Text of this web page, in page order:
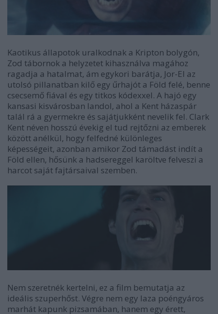
Kaotikus állapotok uralkodnak a Kripton bolygón,
Zod tábornok a helyzetet kihasználva magához
ragadja a hatalmat, ám egykori barátja, Jor-El az
utolsó pillanatban kilő egy űrhajót a Föld felé, benne
csecsemő fiával és egy titkos kódexxel. A hajó egy
kansasi kisvárosban landol, ahol a Kent házaspár
talál rá a gyermekre és sajátjukként nevelik fel. Clark
Kent néven hosszú évekig el tud rejtőzni az emberek
között anélkül, hogy felfedné különleges
képességeit, azonban amikor Zod támadást indít a
Föld ellen, hősünk a hadsereggel karöltve felveszi a
harcot saját fajtársaival szemben.
Nem szeretnék kertelni, ez a film bemutatja az
ideális szuperhőst. Végre nem egy laza poéngyáros
marhát kapunk pizsamában, hanem egy érett,